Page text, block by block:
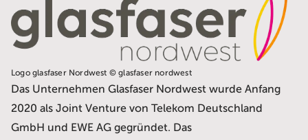
Logo glasfaser Nordwest © glasfaser nordwest
Das Unternehmen Glasfaser Nordwest wurde Anfang
2020 als Joint Venture von Telekom Deutschland
GmbH und EWE AG gegründet. Das